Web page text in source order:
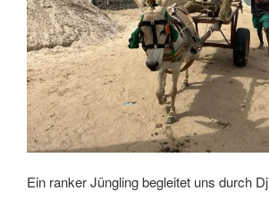
Ein ranker Jüngling begleitet uns durch